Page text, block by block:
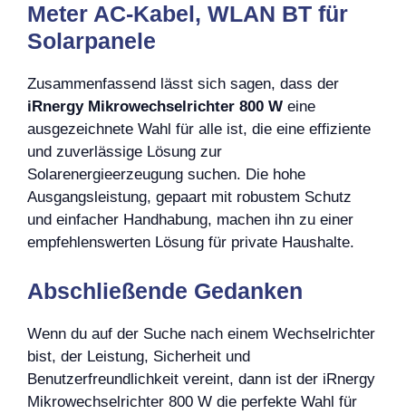
Meter AC-Kabel, WLAN BT für
Solarpanele
Zusammenfassend lässt sich sagen, dass der
iRnergy Mikrowechselrichter 800 W eine
ausgezeichnete Wahl für alle ist, die eine effiziente
und zuverlässige Lösung zur
Solarenergieerzeugung suchen. Die hohe
Ausgangsleistung, gepaart mit robustem Schutz
und einfacher Handhabung, machen ihn zu einer
empfehlenswerten Lösung für private Haushalte.
Abschließende Gedanken
Wenn du auf der Suche nach einem Wechselrichter
bist, der Leistung, Sicherheit und
Benutzerfreundlichkeit vereint, dann ist der iRnergy
Mikrowechselrichter 800 W die perfekte Wahl für